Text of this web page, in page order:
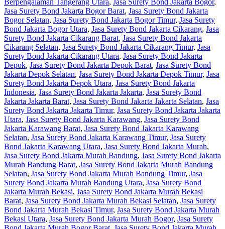
Jasa Surety Bond Jakarta Bogor Barat, Jasa Surety Bond Jakarta
Bogor Selatan, Jasa Surety Bond Jakarta Bogor Timur, Jasa Surety
Bond Jakarta Bogor Utara, Jasa Surety Bond Jakarta Cikarang, Jasa
Surety Bond Jakarta Cikarang Barat, Jasa Surety Bond Jakarta
Cikarang Selatan, Jasa Surety Bond Jakarta Cikarang Timur, Jasa
Surety Bond Jakarta Cikarang Utara, Jasa Surety Bond Jakarta
Depok, Jasa Surety Bond Jakarta Depok Barat, Jasa Surety Bond
Jakarta Depok Selatan, Jasa Surety Bond Jakarta Depok Timur, Jasa
Surety Bond Jakarta Depok Utara, Jasa Surety Bond Jakarta
Indonesia, Jasa Surety Bond Jakarta Jakarta, Jasa Surety Bond
Jakarta Jakarta Barat, Jasa Surety Bond Jakarta Jakarta Selatan, Jasa
Surety Bond Jakarta Jakarta Timur, Jasa Surety Bond Jakarta Jakarta
Utara, Jasa Surety Bond Jakarta Karawang, Jasa Surety Bond
Jakarta Karawang Barat, Jasa Surety Bond Jakarta Karawang
Selatan, Jasa Surety Bond Jakarta Karawang Timur, Jasa Surety
Bond Jakarta Karawang Utara, Jasa Surety Bond Jakarta Murah,
Jasa Surety Bond Jakarta Murah Bandung, Jasa Surety Bond Jakarta
Murah Bandung Barat, Jasa Surety Bond Jakarta Murah Bandung
Selatan, Jasa Surety Bond Jakarta Murah Bandung Timur, Jasa
Surety Bond Jakarta Murah Bandung Utara, Jasa Surety Bond
Jakarta Murah Bekasi, Jasa Surety Bond Jakarta Murah Bekasi
Barat, Jasa Surety Bond Jakarta Murah Bekasi Selatan, Jasa Surety
Bond Jakarta Murah Bekasi Timur, Jasa Surety Bond Jakarta Murah
Bekasi Utara, Jasa Surety Bond Jakarta Murah Bogor, Jasa Surety